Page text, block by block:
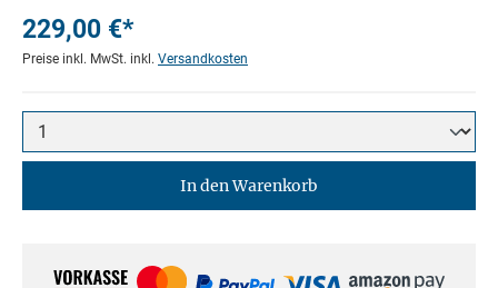
229,00 €*
Preise inkl. MwSt. inkl. Versandkosten
In den Warenkorb